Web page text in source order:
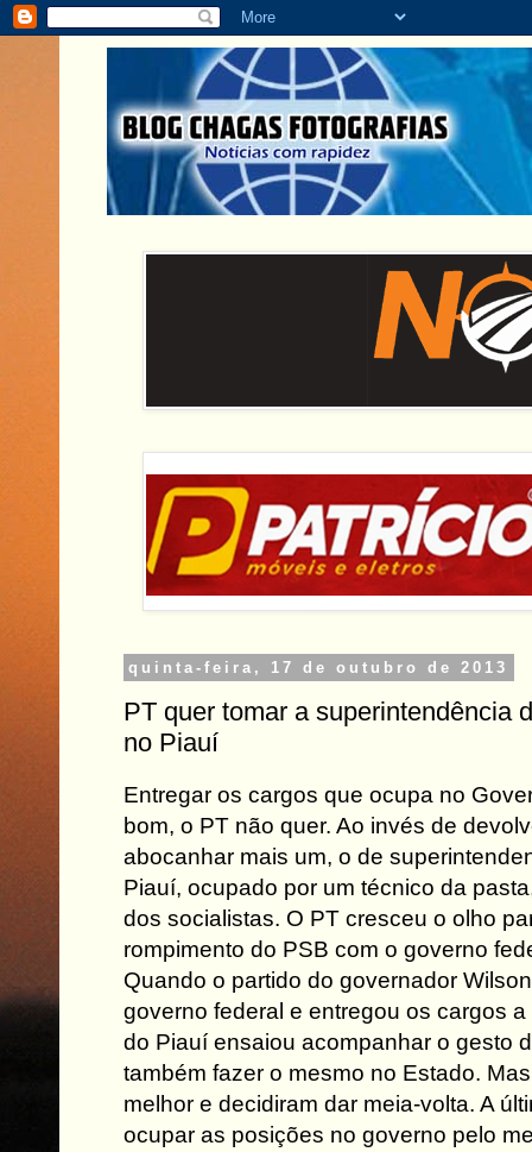
quinta-feira, 17 de outubro de 2013
PT quer tomar a superintendência
no Piauí
Entregar os cargos que ocupa no
bom, o PT não quer. Ao invés de
abocanhar mais um, o de
Piauí, ocupado por um técnico da
dos socialistas. O PT cresceu o olho
rompimento do PSB com o governo
Quando o partido do governador
governo federal e entregou os cargos
do Piauí ensaiou acompanhar o gesto
também fazer o mesmo no Estado.
melhor e decidiram dar meia-volta. A
ocupar as posições no governo pelo